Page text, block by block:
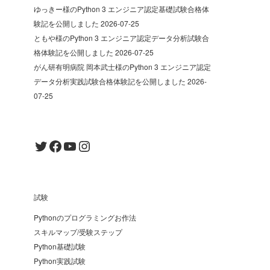
ゆっきー様のPython 3 エンジニア認定基礎試験合格体
験記を公開しました 2026-07-25
ともや様のPython 3 エンジニア認定データ分析試験合
格体験記を公開しました 2026-07-25
がん研有明病院 岡本武士様のPython 3 エンジニア認定
データ分析実践試験合格体験記を公開しました 2026-
07-25
Twitter
Facebook
YouTube
Instagram
試験
Pythonのプログラミングお作法
スキルマップ/受験ステップ
Python基礎試験
Python実践試験